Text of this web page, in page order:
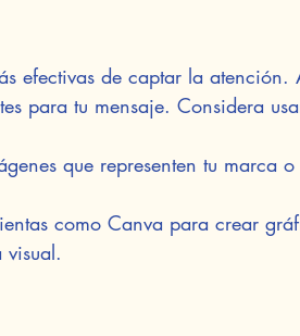
efectivas de captar la atención.
para tu mensaje. Considera
que representen tu marca
como Canva para crear